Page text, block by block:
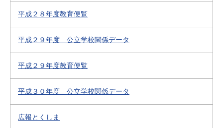
平成２８年度教育便覧
平成２９年度 公立学校関係データ
平成２９年度教育便覧
平成３０年度 公立学校関係データ
広報とくしま